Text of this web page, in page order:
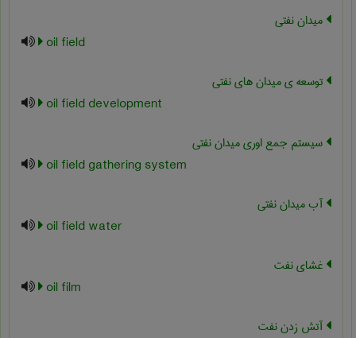
میدان نفتی
oil field
توسعه ی میدان های نفتی
oil field development
سیستم جمع اوری میدان نفتی
oil field gathering system
آب میدان نفتی
oil field water
غشای نفت
oil film
آتش زدن نفت